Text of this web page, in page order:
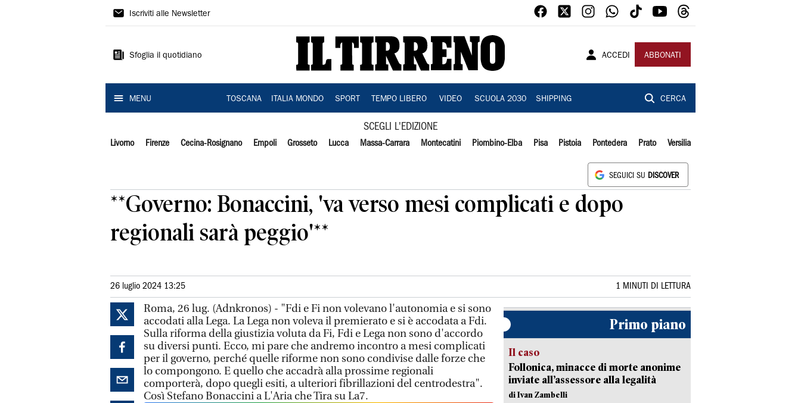
Il
Iscriviti alle Newsletter
Sfoglia il quotidiano ACCEDI ABBONATI
MENU TOSCANA ITALIA MONDO SPORT TEMPO LIBERO VIDEO SCUOLA 2030 SHIPPING CERCA
SCEGLI L'EDIZIONE
Livorno Firenze Cecina-Rosignano Empoli Grosseto Lucca Massa-Carrara Montecatini Piombino-Elba Pisa Pistoia Pontedera Prato Versilia
SEGUICI SU DISCOVER
**Governo: Bonaccini, 'va verso mesi complicati e dopo
regionali sarà peggio'**
26 luglio 2024 13:25 1 MINUTI DI LETTURA
Roma, 26 lug. (Adnkronos) - "Fdi e Fi non volevano l'autonomia e si sono
accodati alla Lega. La Lega non voleva il premierato e si è accodata a Fdi.
Sulla riforma della giustizia voluta da Fi, Fdi e Lega non sono d'accordo
su diversi punti. Ecco, mi pare che andremo incontro a mesi complicati
per il governo, perché quelle riforme non sono condivise dalle forze che
lo compongono. E quello che accadrà alla prossime regionali
comporterà, dopo quegli esiti, a ulteriori fibrillazioni del centrodestra".
Così Stefano Bonaccini a L'Aria che Tira su La7.
Primo piano
Il caso
Follonica, minacce di morte anonime
inviate all’assessore alla legalità
di Ivan Zambelli